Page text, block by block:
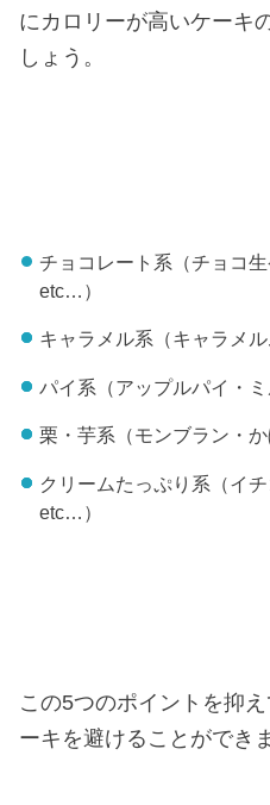
にカロリーが高いケーキ
しょう。
チョコレート系（チョコ
etc…）
キャラメル系（キャラメ
パイ系（アップルパイ・
栗・芋系（モンブラン・
クリームたっぷり系（イ
etc…）
この5つのポイントを抑
ーキを避けることができ